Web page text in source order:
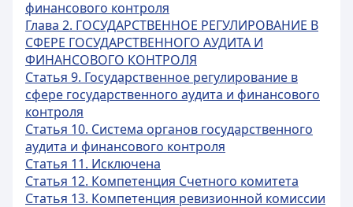
финансового контроля
Глава 2. ГОСУДАРСТВЕННОЕ РЕГУЛИРОВАНИЕ В
СФЕРЕ ГОСУДАРСТВЕННОГО АУДИТА И
ФИНАНСОВОГО КОНТРОЛЯ
Статья 9. Государственное регулирование в
сфере государственного аудита и финансового
контроля
Статья 10. Система органов государственного
аудита и финансового контроля
Статья 11. Исключена
Статья 12. Компетенция Счетного комитета
Статья 13. Компетенция ревизионной комиссии